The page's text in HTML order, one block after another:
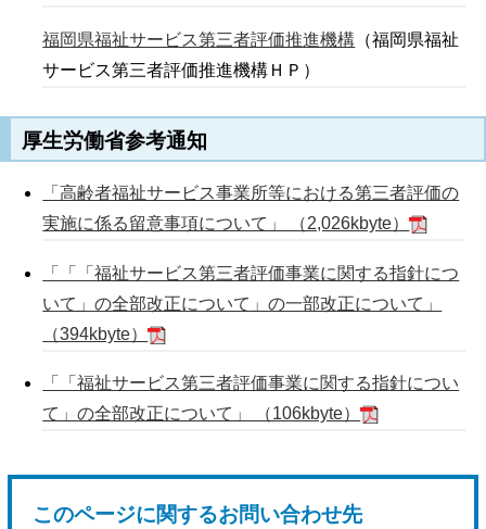
福岡県福祉サービス第三者評価推進機構 （福岡県福祉
サービス第三者評価推進機構ＨＰ）
厚生労働省参考通知
「高齢者福祉サービス事業所等における第三者評価の
実施に係る留意事項について」 （2,026kbyte）
「「「福祉サービス第三者評価事業に関する指針につ
いて」の全部改正について」の一部改正について」
（394kbyte）
「「福祉サービス第三者評価事業に関する指針につい
て」の全部改正について」 （106kbyte）
このページに関するお問い合わせ先